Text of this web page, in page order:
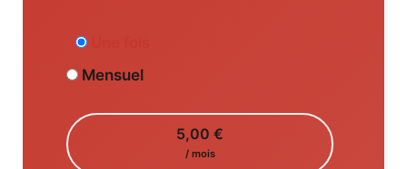
Mensuel
5,00 €
/ mois